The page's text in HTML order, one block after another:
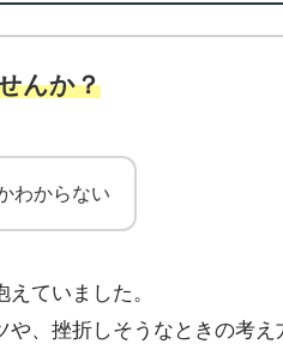
んか？
わからない
ていました。
、挫折しそうなときの考え